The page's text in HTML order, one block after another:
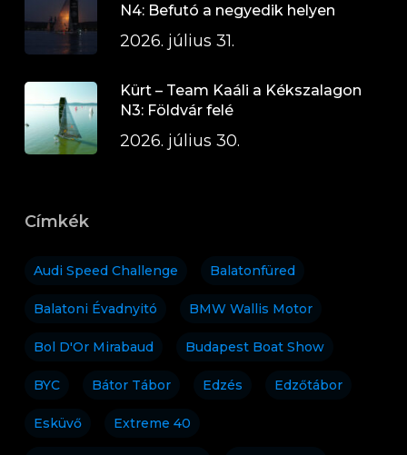
N4: Befutó a negyedik helyen
2026. július 31.
Kürt – Team Kaáli a Kékszalagon
N3: Földvár felé
2026. július 30.
Címkék
Audi Speed Challenge Balatonfüred
Balatoni Évadnyitó BMW Wallis Motor
Bol D'Or Mirabaud Budapest Boat Show
BYC Bátor Tábor Edzés Edzőtábor
Esküvő Extreme 40